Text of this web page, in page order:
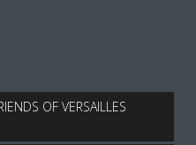
OF VERSAILLES